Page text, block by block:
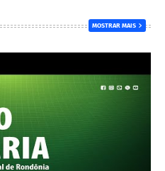
MOSTRAR MAIS